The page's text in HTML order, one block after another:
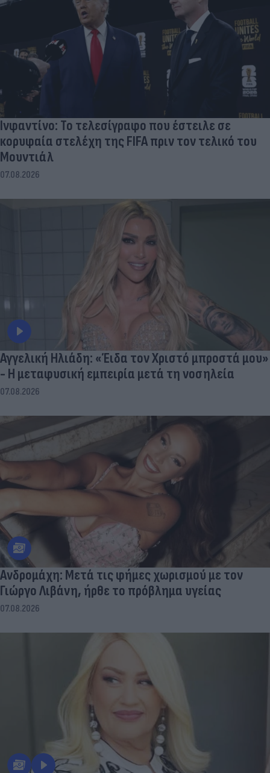
Ινφαντίνο: Το τελεσίγραφο που έστειλε σε
κορυφαία στελέχη της FIFA πριν τον τελικό του
Μουντιάλ
07.08.2026
Αγγελική Ηλιάδη: «Έιδα τον Χριστό μπροστά μου»
- Η μεταφυσική εμπειρία μετά τη νοσηλεία
07.08.2026
Aνδρομάχη: Mετά τις φήμες χωρισμού με τον
Γιώργο Λιβάνη, ήρθε το πρόβλημα υγείας
07.08.2026